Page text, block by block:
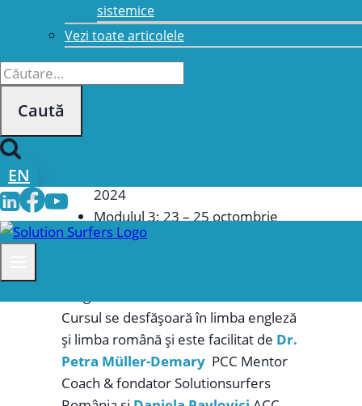
sistemice
Vezi toate articolele
Caută
după:
EN
Cursul este structurat în4 module,a
câte 3 zile, care includ teorie și
curs
2024
Modulul 3: 23 – 25 octombrie
2024
Cursul se desfășoară în limba engleză
și limba română și este facilitat de Dr.
Petra Müller-Demary PCC Mentor
Coach & fondator Solutionsurfers